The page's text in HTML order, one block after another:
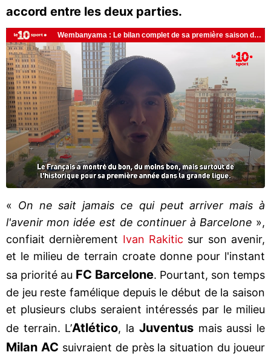
accord entre les deux parties.
« On ne sait jamais ce qui peut arriver mais à
l'avenir mon idée est de continuer à Barcelone »,
confiait dernièrement Ivan Rakitic sur son avenir,
et le milieu de terrain croate donne pour l'instant
sa priorité au FC Barcelone. Pourtant, son temps
de jeu reste famélique depuis le début de la saison
et plusieurs clubs seraient intéressés par le milieu
de terrain. L’Atlético, la Juventusmais aussi le
Milan AC suivraient de près la situation du joueur